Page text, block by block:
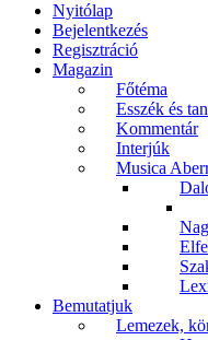
Nyitólap
Bejelentkezés
Regisztráció
Magazin
Főtéma
Esszék és
Kommentár
Interjúk
Musica
Bemutatjuk
Lemezek,